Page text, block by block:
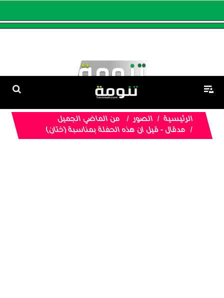
الرئيسية الصور
من الماضي الجميل
مدقال - قيل ان هذه الحفلة بمناسبة (ختان)